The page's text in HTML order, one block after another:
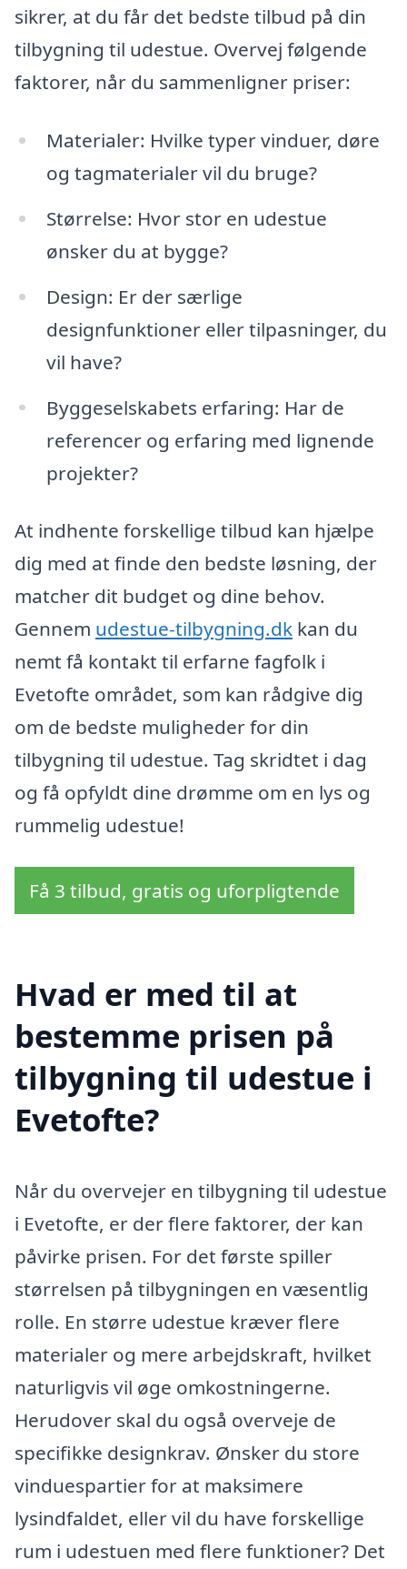
sikrer, at du får det bedste tilbud på din
tilbygning til udestue. Overvej følgende
faktorer, når du sammenligner priser:
Materialer: Hvilke typer vinduer, døre
og tagmaterialer vil du bruge?
Størrelse: Hvor stor en udestue
ønsker du at bygge?
Design: Er der særlige
designfunktioner eller tilpasninger, du
vil have?
Byggeselskabets erfaring: Har de
referencer og erfaring med lignende
projekter?
At indhente forskellige tilbud kan hjælpe
dig med at finde den bedste løsning, der
matcher dit budget og dine behov.
Gennem udestue-tilbygning.dk kan du
nemt få kontakt til erfarne fagfolk i
Evetofte området, som kan rådgive dig
om de bedste muligheder for din
tilbygning til udestue. Tag skridtet i dag
og få opfyldt dine drømme om en lys og
rummelig udestue!
Få 3 tilbud, gratis og uforpligtende
Hvad er med til at
bestemme prisen på
tilbygning til udestue i
Evetofte?
Når du overvejer en tilbygning til udestue
i Evetofte, er der flere faktorer, der kan
påvirke prisen. For det første spiller
størrelsen på tilbygningen en væsentlig
rolle. En større udestue kræver flere
materialer og mere arbejdskraft, hvilket
naturligvis vil øge omkostningerne.
Herudover skal du også overveje de
specifikke designkrav. Ønsker du store
vinduespartier for at maksimere
lysindfaldet, eller vil du have forskellige
rum i udestuen med flere funktioner? Det